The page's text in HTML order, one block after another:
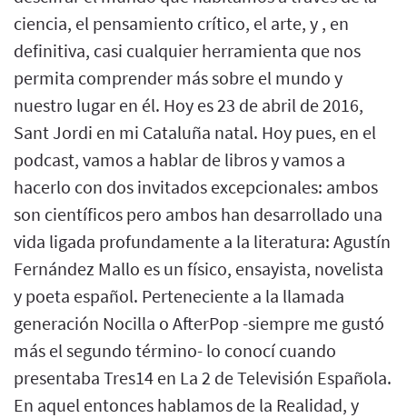
ciencia, el pensamiento crítico, el arte, y , en
definitiva, casi cualquier herramienta que nos
permita comprender más sobre el mundo y
nuestro lugar en él. Hoy es 23 de abril de 2016,
Sant Jordi en mi Cataluña natal. Hoy pues, en el
podcast, vamos a hablar de libros y vamos a
hacerlo con dos invitados excepcionales: ambos
son científicos pero ambos han desarrollado una
vida ligada profundamente a la literatura: Agustín
Fernández Mallo es un físico, ensayista, novelista
y poeta español. Perteneciente a la llamada
generación Nocilla o AfterPop -siempre me gustó
más el segundo término- lo conocí cuando
presentaba Tres14 en La 2 de Televisión Española.
En aquel entonces hablamos de la Realidad, y